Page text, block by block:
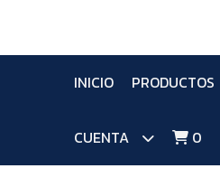
INICIO PRODUCTOS
CUENTA 0